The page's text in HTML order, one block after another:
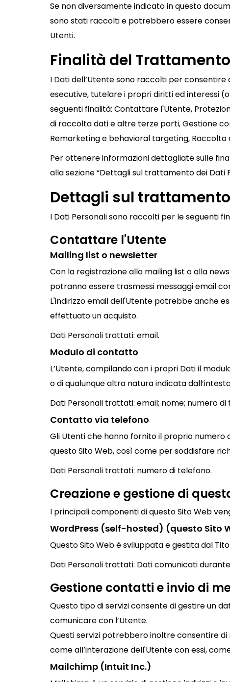
Se non diversamente indicato in questo
sono stati raccolti e potrebbero essere
Utenti.
Finalità del
I Dati dell’Utente sono raccolti per consentire
esecutive, tutelare i propri diritti ed interessi
seguenti finalità: Contattare l'Utente,
di raccolta dati e altre terze parti, Gestione
Remarketing e behavioral targeting,
Per ottenere informazioni dettagliate sulle
alla sezione “Dettagli sul trattamento dei Dati
Dettagli sul
I Dati Personali sono raccolti per le seguenti
Contattare l'Utente
Mailing list o newsletter
Con la registrazione alla mailing list o alla
potranno essere trasmessi messaggi email
L'indirizzo email dell'Utente potrebbe anche
effettuato un acquisto.
Dati Personali trattati: email.
Modulo di contatto
L’Utente, compilando con i propri Dati il
o di qualunque altra natura indicata
Dati Personali trattati: email; nome; numero di
Contatto via telefono
Gli Utenti che hanno fornito il proprio
questo Sito Web, così come per soddisfare
Dati Personali trattati: numero di telefono.
Creazione e gestione di
I principali componenti di questo Sito Web
WordPress (self-hosted) (questo Sito
Questo Sito Web è sviluppata e gestita dal
Dati Personali trattati: Dati comunicati durante
Gestione contatti e invio di
Questo tipo di servizi consente di gestire un
comunicare con l’Utente.
Questi servizi potrebbero inoltre consentire di
come all’interazione dell'Utente con essi,
Mailchimp (Intuit Inc.)